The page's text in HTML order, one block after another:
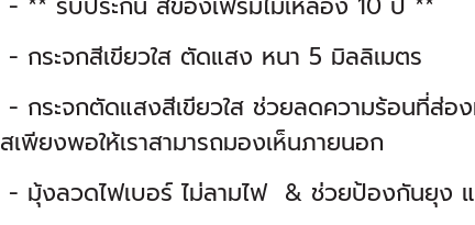
- กระจกสีเขียวใส ตัดแสง หนา 5 มิลลิเมตร
- กระจกตัดแสงสีเขียวใส ช่วยลดความร้อนที่ส่
สเพียงพอให้เราสามารถมองเห็นภายนอก
- มุ้งลวดไฟเบอร์ ไม่ลามไฟ & ช่วยป้องกันยุง